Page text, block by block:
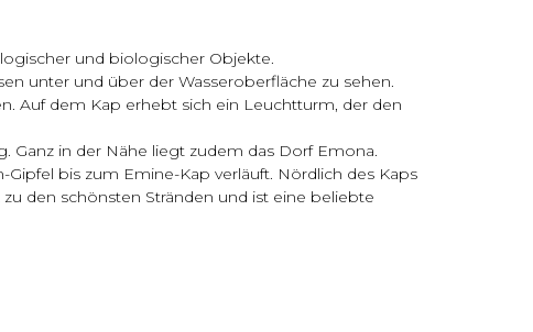
und biologischer Objekte.
unter und über der Wasseroberfläche zu sehen.
Auf dem Kap erhebt sich ein Leuchtturm, der den
in der Nähe liegt zudem das Dorf Emona.
bis zum Emine-Kap verläuft. Nördlich des Kaps
den schönsten Stränden und ist eine beliebte